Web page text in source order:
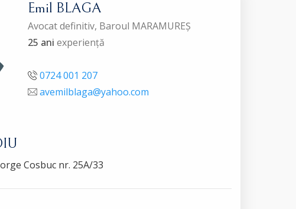
Emil BLAGA
Avocat definitiv, Baroul MARAMUREȘ
25 ani experiență
0724 001 207
avemilblaga@yahoo.com
Cosbuc nr. 25A/33